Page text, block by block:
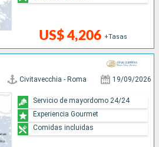
US$ 4,206 +Tasas
Civitavecchia - Roma 19/09/2026
Servicio de mayordomo 24/24
Experiencia Gourmet
Comidas incluidas